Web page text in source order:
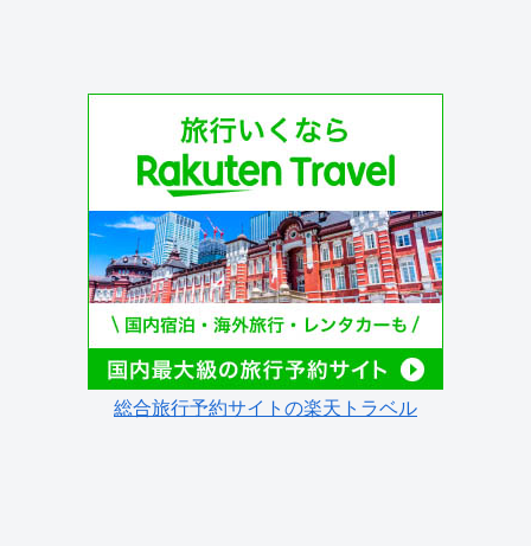
総合旅行予約サイトの楽天トラベル